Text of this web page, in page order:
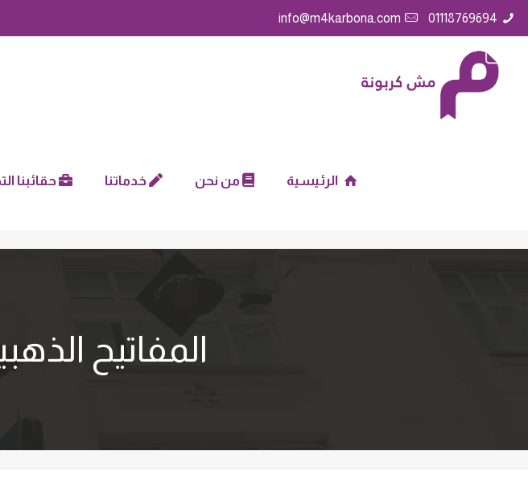
01118769694
info@m4karbona.com
الرئيسية من نحن خدماتنا حقائبنا
المفاتيح